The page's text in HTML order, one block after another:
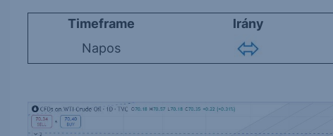
Timeframe Irány
Napos